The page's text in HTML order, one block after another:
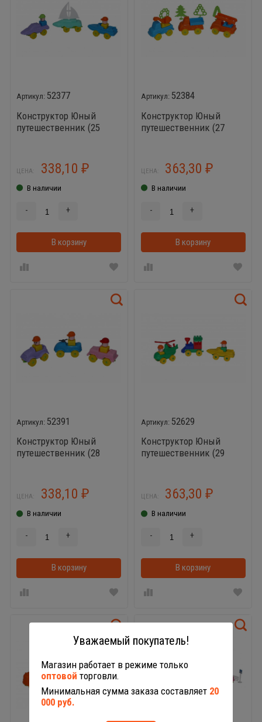
52377
Конструктор Юный
путешественник (25
ЦЕНА: 338,10 ₽
В наличии
- +
В корзину В корзинке
52384
Конструктор Юный
путешественник (27
ЦЕНА: 363,30₽
В наличии
- +
В корзину
52391
Конструктор Юный
путешественник (28
ЦЕНА: 338,10 ₽
В наличии
- +
В корзину В корзинке
52629
Конструктор Юный
путешественник (29
ЦЕНА: 363,30₽
В наличии
- +
В корзину
Уважаемый покупатель!
Магазин работает в режиме только
оптовой торговли.
Минимальная сумма заказа составляет 20
000 руб.